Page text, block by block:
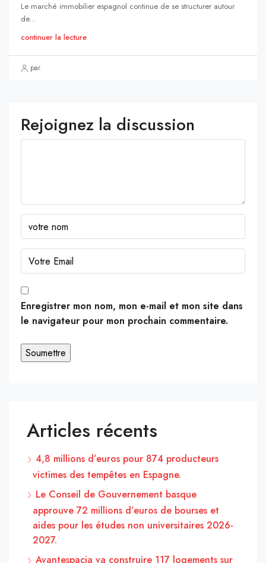
Le marché immobilier espagnol continue de se structurer autour
de...
continuer la lecture
par
Rejoignez la discussion
Enregistrer mon nom, mon e-mail et mon site dans
le navigateur pour mon prochain commentaire.
Articles récents
4,8 millions d’euros pour 874 producteurs
victimes des tempêtes en Espagne.
Le Conseil de Gouvernement basque
approuve 72 millions d’euros de bourses et
aides pour les études non universitaires 2026-
2027.
Avantespacia va construire 117 logements sur